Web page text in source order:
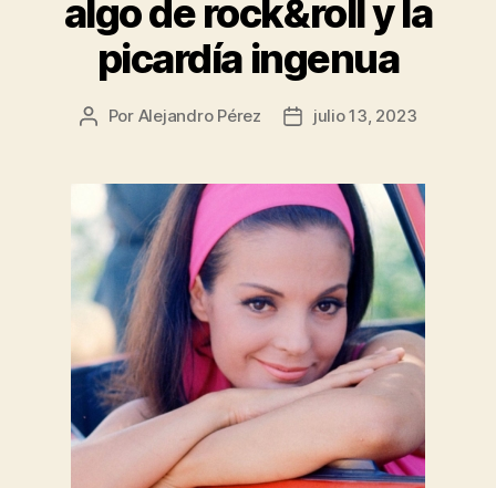
algo de rock&roll y la
picardía ingenua
Autor
entrada
Por Alejandro Pérez
Fecha
entrada
julio 13, 2023